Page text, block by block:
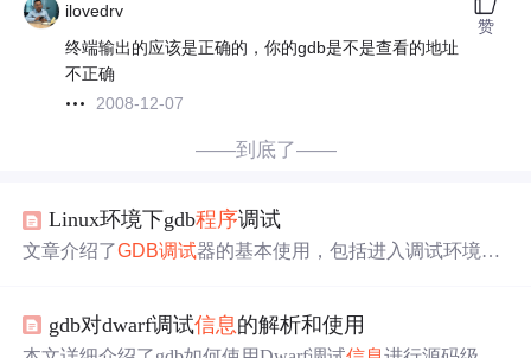
ilovedrv
终端输出的应该是正确的，你的gdb是不是查看的地址
不正确
2008-12-07
赞
——到底了——
Linux环境下gdb程序调试
文章介绍了GDB调试器的基本使用，包括进入调试环境、
的调试工作至关重要。
gdb对dwarf调试信息的解析和使用